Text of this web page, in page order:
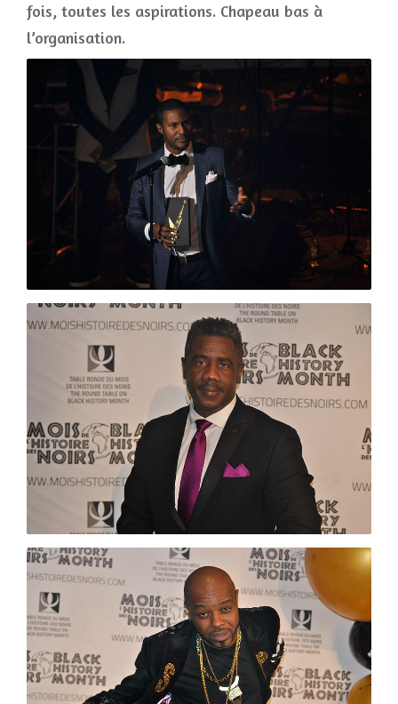
fois, toutes les aspirations. Chapeau bas à
l’organisation.